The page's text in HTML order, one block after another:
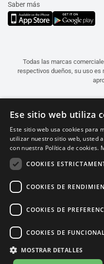
Saber más
Todas las marcas
respectivos dueños, su uso
Política de Confidencialidad
Ese sitio web utiliza
Este sitio web usa cookies para
utilizar nuestro sitio web, usted
con nuestra Política de cookies.
COOKIES
COOKIES DE
COOKIES DE
COOKIES DE
MOSTRAR DETALLES